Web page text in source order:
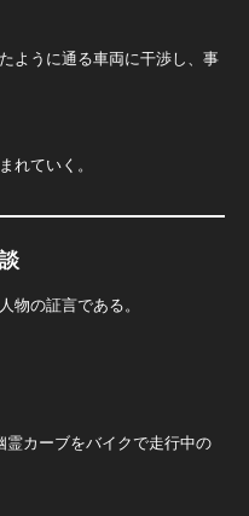
ように通る車両に干渉し、事
れていく。
物の証言である。
カーブをバイクで走行中の